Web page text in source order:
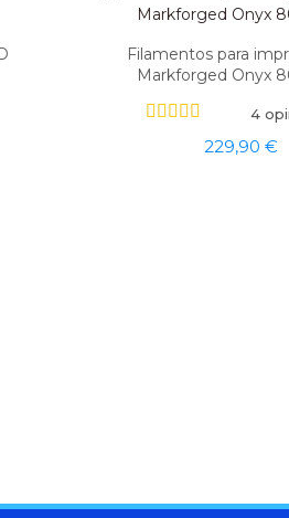
Filamentos para
Markforged Onyx
4
229,90 €